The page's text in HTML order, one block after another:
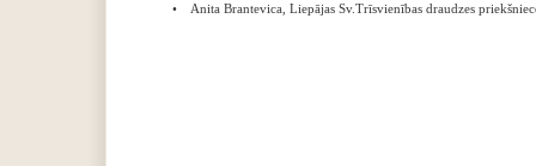
• Anita Brantevica, Liepājas Sv.Trīsvienības draudzes